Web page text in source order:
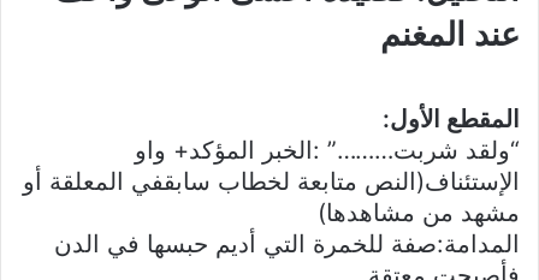
عند المغنم
المقطع الأول:
“ولقد شربت………” :الخبر المؤكد+ واو
الإستئناف(النص متابعة لخطاب سابقفي المعلقة أو
مشهد من مشاهدها)
المدامة:صفة للخمرة التي أديم حبسها في الدن